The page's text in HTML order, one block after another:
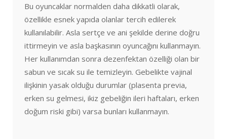
Bu oyuncaklar normalden daha dikkatli olarak,
özellikle esnek yapıda olanlar tercih edilerek
kullanılabilir. Asla sertçe ve ani şekilde derine doğru
ittirmeyin ve asla başkasının oyuncağını kullanmayın.
Her kullanımdan sonra dezenfektan özelliği olan bir
sabun ve sıcak su ile temizleyin. Gebelikte vajinal
ilişkinin yasak olduğu durumlar (plasenta previa,
erken su gelmesi, ikiz gebeliğin ileri haftaları, erken
doğum riski gibi) varsa bunları kullanmayın.